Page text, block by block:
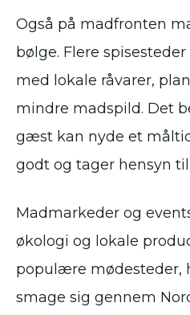
Også på madfronten
bølge. Flere
med lokale råvarer,
mindre madspild. Det
gæst kan nyde et
godt og tager hensyn
Madmarkeder og
økologi og lokale
populære mødesteder,
smage sig gennem